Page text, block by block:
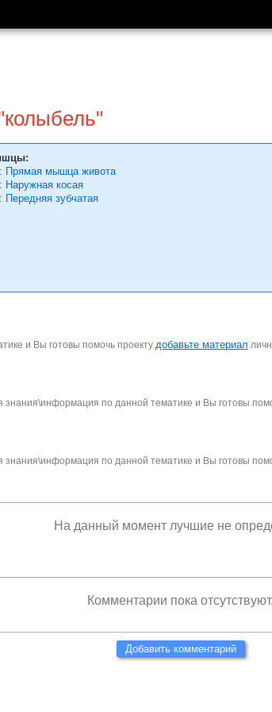
: Прямая мышца живота
: Наружная косая
: Передняя зубчатая
и Вы готовы помочь проекту добавьте материал
знания\информация по данной тематике и Вы готовы
знания\информация по данной тематике и Вы готовы
На данный момент лучшие не
Комментарии пока отсутствуют.
Добавить комментарий